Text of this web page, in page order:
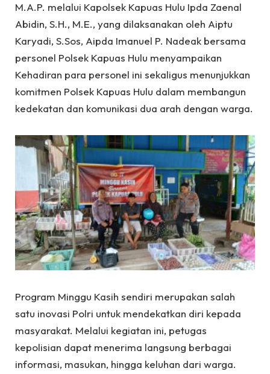
M.A.P. melalui Kapolsek Kapuas Hulu Ipda Zaenal
Abidin, S.H., M.E., yang dilaksanakan oleh Aiptu
Karyadi, S.Sos, Aipda Imanuel P. Nadeak bersama
personel Polsek Kapuas Hulu menyampaikan
Kehadiran para personel ini sekaligus menunjukkan
komitmen Polsek Kapuas Hulu dalam membangun
kedekatan dan komunikasi dua arah dengan warga.
Program Minggu Kasih sendiri merupakan salah
satu inovasi Polri untuk mendekatkan diri kepada
masyarakat. Melalui kegiatan ini, petugas
kepolisian dapat menerima langsung berbagai
informasi, masukan, hingga keluhan dari warga.